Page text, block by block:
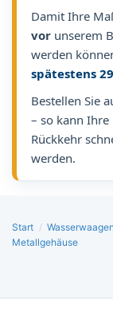
Damit Ihre
vor unserem
werden
spätestens
Bestellen Sie
– so kann
Rückkehr
werden.
Start /
Metallgehäuse